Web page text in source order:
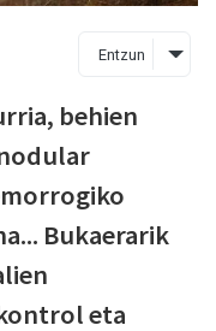
Entzun
behien
Bukaerarik
eta